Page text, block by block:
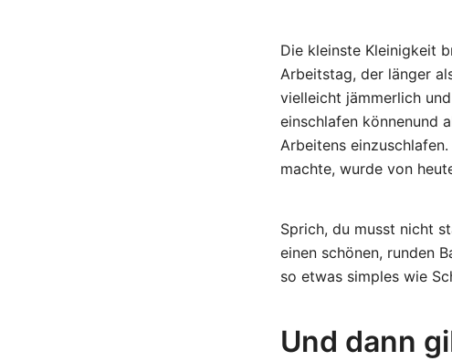
Die kleinste Kleinigkeit
Arbeitstag, der länger
vielleicht jämmerlich
einschlafen könnenund
Arbeitens
machte, wurde von
Sprich, du musst nicht
einen schönen, runden
so etwas simples wie
Und dann